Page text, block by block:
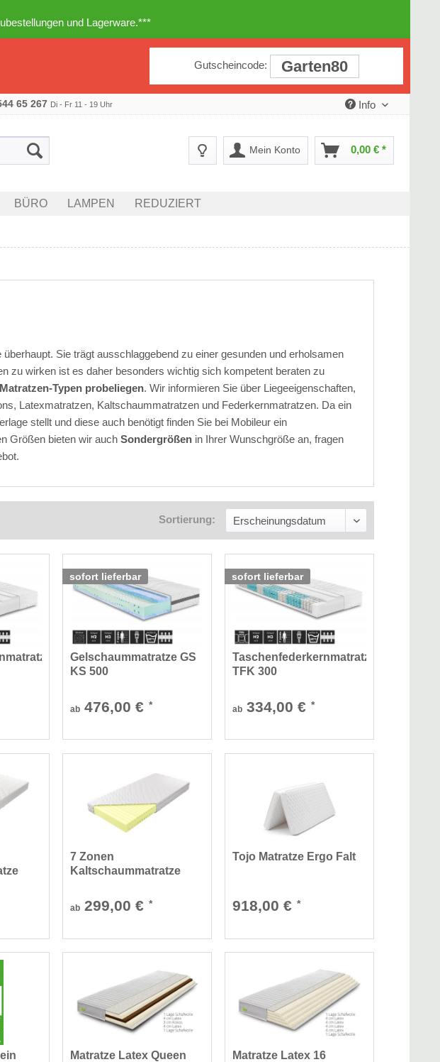
und Lagerware.***
Gutscheincode: Garten80
65 267 Di - Fr 11 - 19 Uhr Info
Mein Konto 0,00 € *
BÜRO LAMPEN REDUZIERT
Sie trägt ausschlaggebend zu einer gesunden und erholsamen
zu wirken ist es daher besonders wichtig sich kompetent beraten zu
Typen probeliegen. Wir informieren Sie über Liegeeigenschaften,
Latexmatratzen, Kaltschaummatratzen und Federkernmatratzen. Da ein
stellt und diese auch benötigt finden Sie bei Mobileur ein
Größen bieten wir auch Sondergrößen in Ihrer Wunschgröße an, fragen
Sortierung:
sofort lieferbar
Gelschaummatratze GS
KS 500
ab 476,00 € *
sofort lieferbar
Taschenfederkernmatratze
TFK 300
ab 334,00 € *
7 Zonen
Kaltschaummatratze
ab 299,00 € *
Tojo Matratze Ergo Falt
918,00 € *
Matratze Latex Queen
Matratze Latex 16